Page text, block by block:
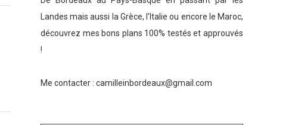
Landes mais aussi la Grèce, l'Italie ou encore le Maroc,
découvrez mes bons plans 100% testés et approuvés
!
Me contacter : camilleinbordeaux@gmail.com